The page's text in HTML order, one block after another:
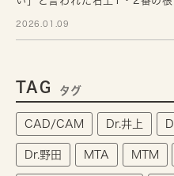
2026.01.09
TAG タグ
CAD/CAM Dr.井上
Dr.野田 MTA MTM